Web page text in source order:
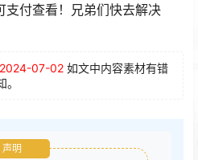
支付查看！兄弟们快去解决
2024-07-02 如文中内容素材有错
声明